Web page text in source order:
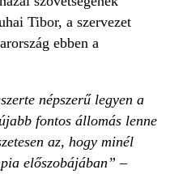
Tibor, a szervezet
ebben a
népszerű legyen a
fontos állomás lenne
az, hogy minél
előszobájában”–